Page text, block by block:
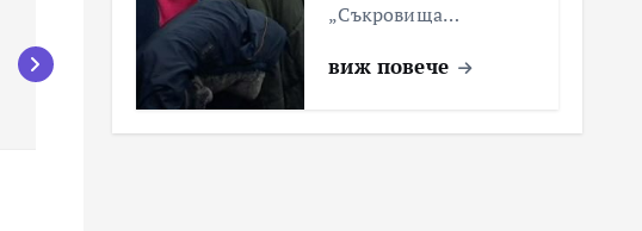
„Съкровища…
виж повече